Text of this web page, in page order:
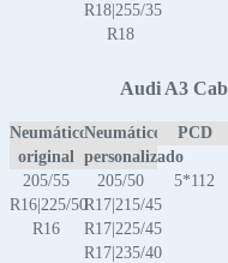
R18|255/35
R18
Audi A3
Neumático
original
Neumático
personalizado
PCD
205/55
R16|225/50
R16
205/50
R17|215/45
R17|225/45
R17|235/40
5*112